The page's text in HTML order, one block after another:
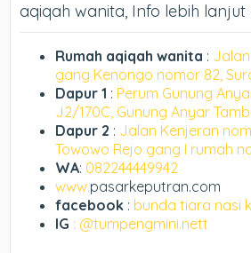
aqiqah wanita, Info lebih lanjut
Rumah aqiqah wanita :
gang Kenongo nomor 82,
Dapur 1 : Perum Gunung
J2/170C, Gunung Anyar
Dapur 2 : Jalan Kenjeran
Towowo Rejo gang I rumah
WA: 082244449942
www.pasarkeputran.com
facebook : bunda tiara nasi
IG : @tumpengmini.nett